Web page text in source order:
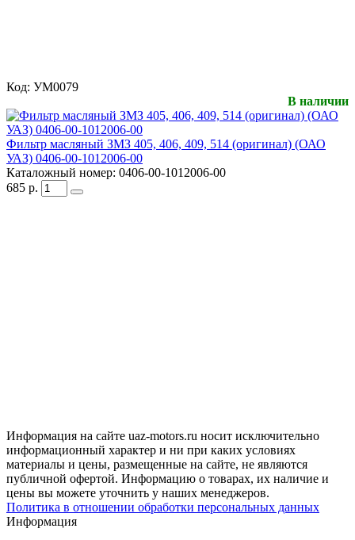
Код: УМ0079
В наличии
Фильтр масляный ЗМЗ 405, 406, 409, 514 (оригинал) (ОАО
УАЗ) 0406-00-1012006-00
Каталожный номер: 0406-00-1012006-00
685 р.
Информация на сайте uaz-motors.ru носит исключительно
информационный характер и ни при каких условиях
материалы и цены, размещенные на сайте, не являются
публичной офертой. Информацию о товарах, их наличие и
цены вы можете уточнить у наших менеджеров.
Политика в отношении обработки персональных данных
Информация